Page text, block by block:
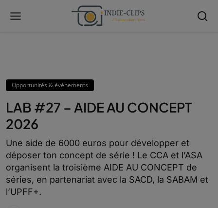
Opportunités & évènements
LAB #27 – AIDE AU CONCEPT
2026
Une aide de 6000 euros pour développer et
déposer ton concept de série ! Le CCA et l’ASA
organisent la troisième AIDE AU CONCEPT de
séries, en partenariat avec la SACD, la SABAM et
l’UPFF+.